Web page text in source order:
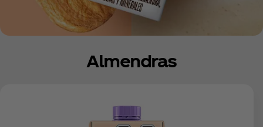
Almendras